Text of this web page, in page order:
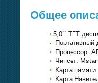
Общее
5,0`` TFT
Портативный
Процессор:
Чипсет:
Карта
Карта